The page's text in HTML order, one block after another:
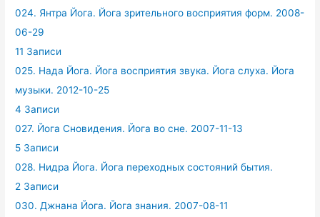
024. Янтра Йога. Йога зрительного восприятия форм. 2008-
06-29
11 Записи
025. Нада Йога. Йога восприятия звука. Йога слуха. Йога
музыки. 2012-10-25
4 Записи
027. Йога Сновидения. Йога во сне. 2007-11-13
5 Записи
028. Нидра Йога. Йога переходных состояний бытия.
2 Записи
030. Джнана Йога. Йога знания. 2007-08-11